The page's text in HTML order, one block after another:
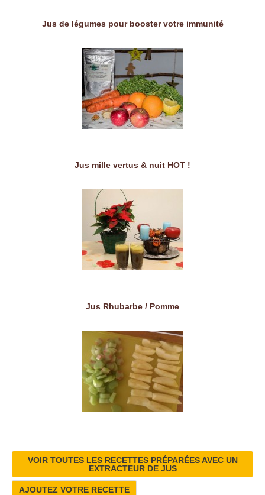
Jus de légumes pour booster votre immunité
Jus mille vertus & nuit HOT !
Jus Rhubarbe / Pomme
VOIR TOUTES LES RECETTES PRÉPARÉES AVEC UN
EXTRACTEUR DE JUS
AJOUTEZ VOTRE RECETTE